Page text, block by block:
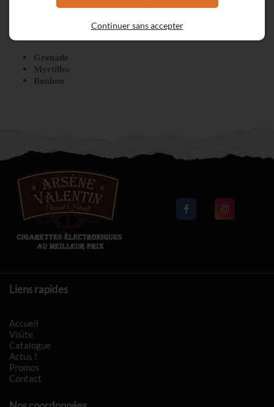
Grenade
Myrtilles
Bonbon
Liens rapides
Accueil
Visite
Catalogue
Actus !
Promos
Contact
Continuer sans accepter